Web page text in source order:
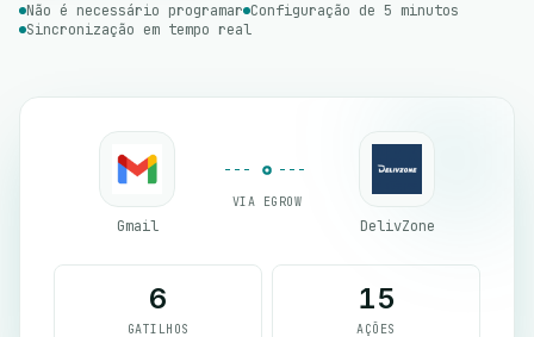
Não é necessário programar Configuração de 5 minutos
Sincronização em tempo real
Gmail
VIA EGROW
DelivZone
6
GATILHOS
15
AÇÕES